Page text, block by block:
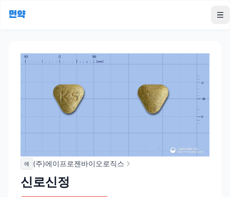
먼약
에 (주)에이프로젠바이오로직스
신로신정